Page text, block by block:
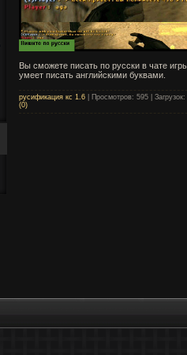
Вы сможете писать по русски в чате
умеет писать английскими буквами.
русификация кс 1.6 Просмотров: 595
Загрузок:
(0)